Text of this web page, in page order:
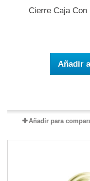
Cierre Caja Con
Añadir
Añadir para